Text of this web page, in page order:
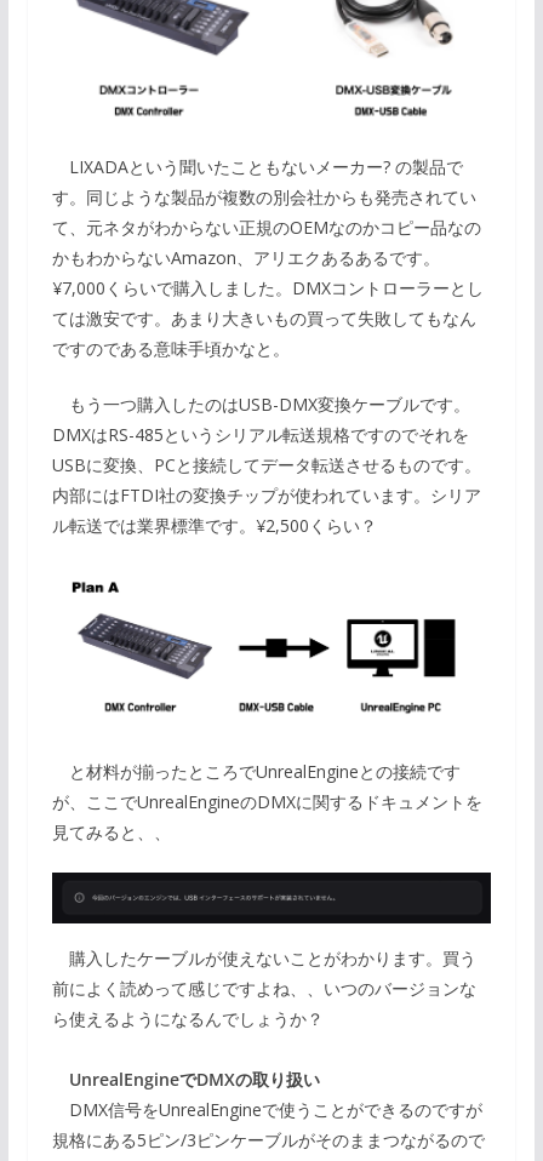
LIXADAという聞いたこともないメーカー? の製品で
す。同じような製品が複数の別会社からも発売されてい
て、元ネタがわからない正規のOEMなのかコピー品なの
かもわからないAmazon、アリエクあるあるです。
¥7,000くらいで購入しました。DMXコントローラーとし
ては激安です。あまり大きいもの買って失敗してもなん
ですのである意味手頃かなと。
もう一つ購入したのはUSB-DMX変換ケーブルです。
DMXはRS-485というシリアル転送規格ですのでそれを
USBに変換、PCと接続してデータ転送させるものです。
内部にはFTDI社の変換チップが使われています。シリア
ル転送では業界標準です。¥2,500くらい？
と材料が揃ったところでUnrealEngineとの接続です
が、ここでUnrealEngineのDMXに関するドキュメントを
見てみると、、
購入したケーブルが使えないことがわかります。買う
前によく読めって感じですよね、、いつのバージョンな
ら使えるようになるんでしょうか？
UnrealEngineでDMXの取り扱い
DMX信号をUnrealEngineで使うことができるのですが
規格にある5ピン/3ピンケーブルがそのままつながるので